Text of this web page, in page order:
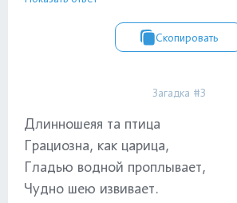
Скопировать
Загадка #3
Длинношеяя та птица
Грациозна, как царица,
Гладью водной проплывает,
Чудно шею извивает.